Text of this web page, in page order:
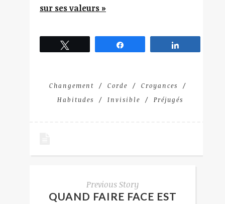
sur ses valeurs »
Changement Corde
Croyances
Habitudes
Invisible Préjugés
Previous Story
QUAND FAIRE FACE EST